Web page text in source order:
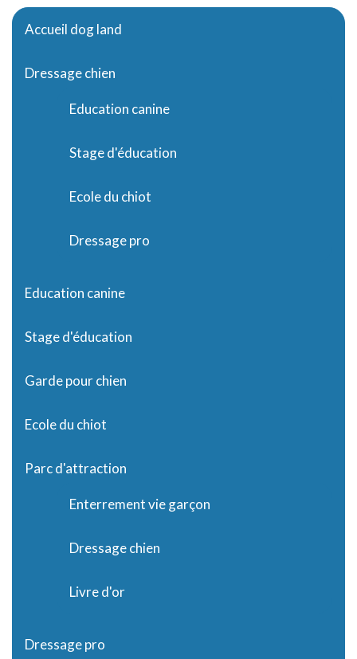
Accueil dog land
Dressage chien
Education canine
Stage d'éducation
Ecole du chiot
Dressage pro
Education canine
Stage d'éducation
Garde pour chien
Ecole du chiot
Parc d'attraction
Enterrement vie garçon
Dressage chien
Livre d'or
Dressage pro